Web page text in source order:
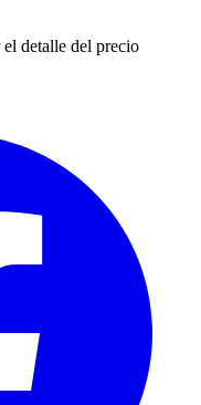
detalle del precio